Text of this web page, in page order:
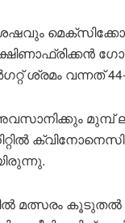
വന്നത് 44-ാം
മുമ്പ്
മത്സരം കൂടുതൽ